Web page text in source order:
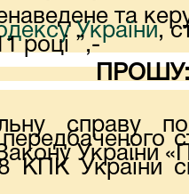
та
України,
році ”,-
ПРОШУ:
справу
України
КПК України